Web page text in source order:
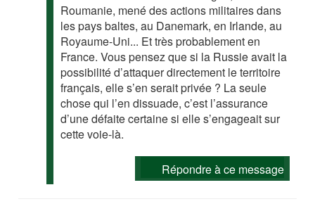
Roumanie, mené des actions militaires dans
les pays baltes, au Danemark, en Irlande, au
Royaume-Uni... Et très probablement en
France. Vous pensez que si la Russie avait la
possibilité d’attaquer directement le territoire
français, elle s’en serait privée ? La seule
chose qui l’en dissuade, c’est l’assurance
d’une défaite certaine si elle s’engageait sur
cette voie-là.
Répondre à ce message